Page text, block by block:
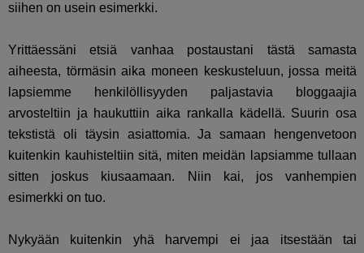
siihen on usein esimerkki.
Yrittäessäni etsiä vanhaa postaustani tästä samasta
aiheesta, törmäsin aika moneen keskusteluun, jossa meitä
lapsiemme henkilöllisyyden paljastavia bloggaajia
arvosteltiin ja haukuttiin aika rankalla kädellä. Suurin osa
tekstistä oli täysin asiattomia. Ja samaan hengenvetoon
kuitenkin kauhisteltiin sitä, miten meidän lapsiamme tullaan
sitten joskus kiusaamaan. Niin kai, jos vanhempien
esimerkki on tuo.
Nykyään kuitenkin yhä harvempi ei jaa itsestään tai